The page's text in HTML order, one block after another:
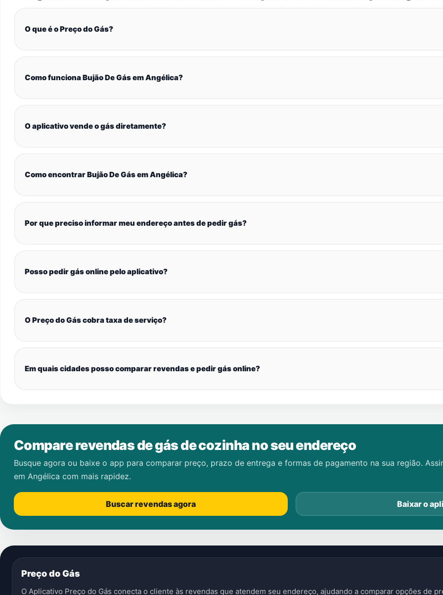
O que é o Preço do Gás?
Como funciona Bujão De Gás em Angélica?
O aplicativo vende o gás diretamente?
Como encontrar Bujão De Gás em Angélica?
Por que preciso informar meu endereço antes de pedir gás?
Posso pedir gás online pelo aplicativo?
O Preço do Gás cobra taxa de serviço?
Em quais cidades posso comparar revendas e pedir gás online?
Compare revendas de gás de cozinha no seu endereço
Busque agora ou baixe o app para comparar preço, prazo de entrega e formas de pagamento na sua região.
em Angélica com mais rapidez.
Buscar revendas agora Baixar o
Preço do Gás
O Aplicativo Preço do Gás conecta o cliente às revendas que atendem seu endereço, ajudando a comparar opções de